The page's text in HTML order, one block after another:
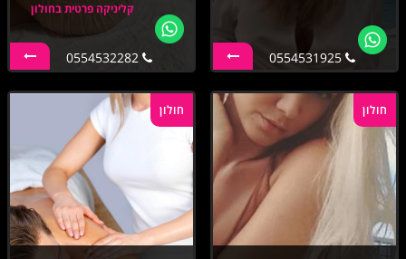
0554531925
קליניקה פרטית בחולון
0554532282
חולון חולון